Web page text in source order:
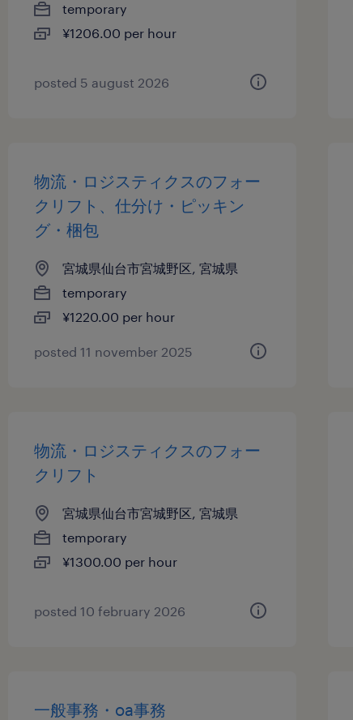
temporary
¥1206.00 per hour
posted 5 august 2026
物流・ロジスティクスのフォー
クリフト、仕分け・ピッキン
グ・梱包
宮城県仙台市宮城野区, 宮城県
temporary
¥1220.00 per hour
posted 11 november 2025
物流・ロジスティクスのフォー
クリフト
宮城県仙台市宮城野区, 宮城県
temporary
¥1300.00 per hour
posted 10 february 2026
一般事務・oa事務